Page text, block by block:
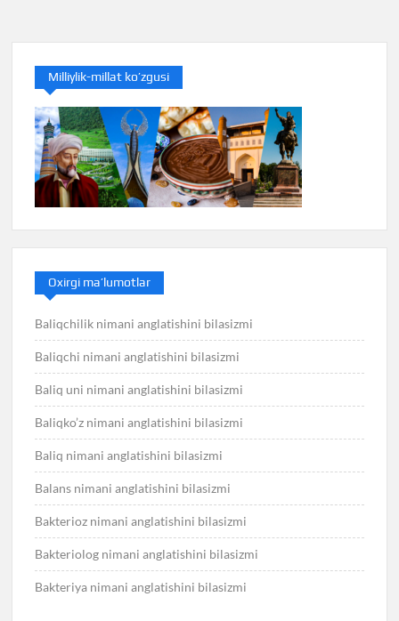
Milliylik-millat ko’zgusi
Oxirgi ma’lumotlar
Baliqchilik nimani anglatishini bilasizmi
Baliqchi nimani anglatishini bilasizmi
Baliq uni nimani anglatishini bilasizmi
Baliqko’z nimani anglatishini bilasizmi
Baliq nimani anglatishini bilasizmi
Balans nimani anglatishini bilasizmi
Bakterioz nimani anglatishini bilasizmi
Bakteriolog nimani anglatishini bilasizmi
Bakteriya nimani anglatishini bilasizmi